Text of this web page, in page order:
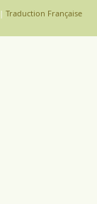
| Traduction Française